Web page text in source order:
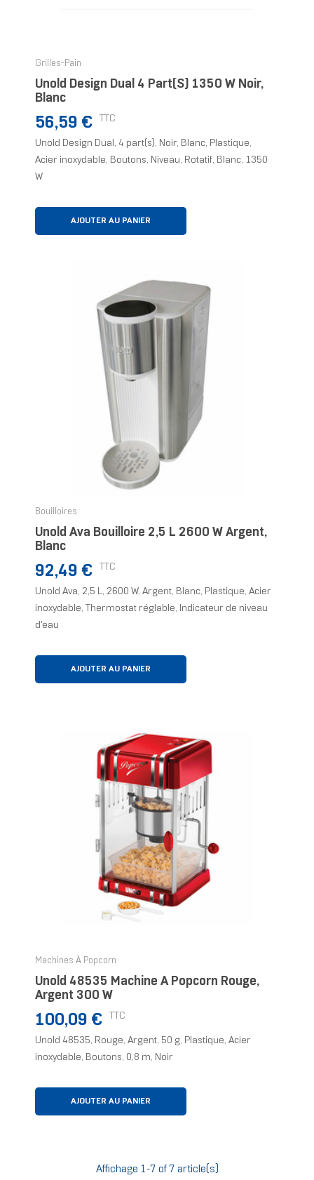
Grilles-Pain
Unold Design Dual 4 Part(s) 1350 W Noir,
Blanc
Prix
56,59 € TTC
Unold Design Dual, 4 part(s), Noir, Blanc, Plastique,
Acier inoxydable, Boutons, Niveau, Rotatif, Blanc, 1350
W
AJOUTER AU PANIER
Bouilloires
Unold Ava Bouilloire 2,5 L 2600 W Argent,
Blanc
Prix
92,49 € TTC
Unold Ava, 2,5 L, 2600 W, Argent, Blanc, Plastique, Acier
inoxydable, Thermostat réglable, Indicateur de niveau
d'eau
AJOUTER AU PANIER
Machines À Popcorn
Unold 48535 Machine À Popcorn Rouge,
Argent 300 W
Prix
100,09 € TTC
Unold 48535, Rouge, Argent, 50 g, Plastique, Acier
inoxydable, Boutons, 0,8 m, Noir
AJOUTER AU PANIER
Affichage 1-7 of 7 article(s)